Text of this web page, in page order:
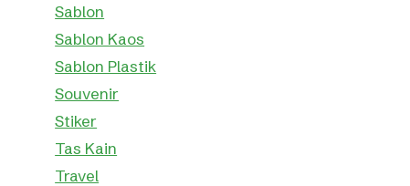
Sablon
Sablon Kaos
Sablon Plastik
Souvenir
Stiker
Tas Kain
Travel